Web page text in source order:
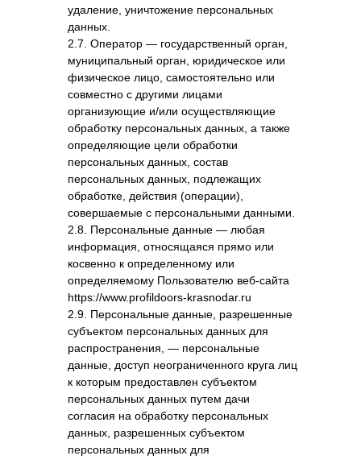
удаление, уничтожение персональных
данных.
2.7. Оператор — государственный орган,
муниципальный орган, юридическое или
физическое лицо, самостоятельно или
совместно с другими лицами
организующие и/или осуществляющие
обработку персональных данных, а также
определяющие цели обработки
персональных данных, состав
персональных данных, подлежащих
обработке, действия (операции),
совершаемые с персональными данными.
2.8. Персональные данные — любая
информация, относящаяся прямо или
косвенно к определенному или
определяемому Пользователю веб-сайта
https://www.profildoors-krasnodar.ru
2.9. Персональные данные, разрешенные
субъектом персональных данных для
распространения, — персональные
данные, доступ неограниченного круга лиц
к которым предоставлен субъектом
персональных данных путем дачи
согласия на обработку персональных
данных, разрешенных субъектом
персональных данных для